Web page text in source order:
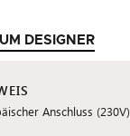
DESIGNER
Anschluss (230V)